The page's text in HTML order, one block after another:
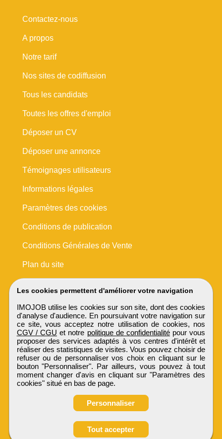
Obtenir ses
Les cookies permettent d'améliorer votre navigation
IMOJOB utilise les cookies sur son site, dont des cookies
d'analyse d'audience. En poursuivant votre navigation sur
ce site, vous acceptez notre utilisation de cookies, nos
CGV / CGU et notre politique de confidentialité pour vous
proposer des services adaptés à vos centres d'intérêt et
réaliser des statistiques de visites. Vous pouvez choisir de
refuser ou de personnaliser vos choix en cliquant sur le
bouton "Personnaliser". Par ailleurs, vous pouvez à tout
moment changer d'avis en cliquant sur "Paramètres des
cookies" situé en bas de page.
Personnaliser
Tout accepter
Contactez-nous
A propos
Notre tarif
Nos sites de codiffusion
Tous les candidats
Toutes les offres d'emploi
Déposer un CV
Déposer une annonce
Témoignages utilisateurs
Informations légales
Paramètres des cookies
Conditions de publication
Conditions Générales de Vente
Plan du site